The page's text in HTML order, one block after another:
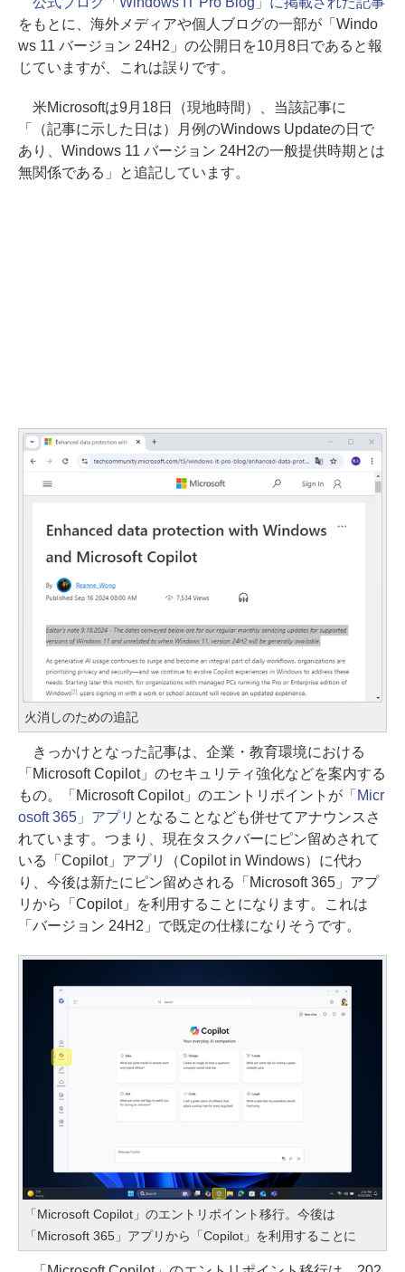
をもとに、海外メディアや個人ブログの一部が「Windo
ws 11 バージョン 24H2」の公開日を10月8日であると報
じていますが、これは誤りです。
米Microsoftは9月18日（現地時間）、当該記事に
「（記事に示した日は）月例のWindows Updateの日で
あり、Windows 11 バージョン 24H2の一般提供時期とは
無関係である」と追記しています。
火消しのための追記
きっかけとなった記事は、企業・教育環境における
「Microsoft Copilot」のセキュリティ強化などを案内する
もの。「Microsoft Copilot」のエントリポイントが「Micr
osoft 365」アプリ となることなども併せてアナウンスさ
れています。つまり、現在タスクバーにピン留めされて
いる「Copilot」アプリ（Copilot in Windows）に代わ
り、今後は新たにピン留めされる「Microsoft 365」アプ
リから「Copilot」を利用することになります。これは
「バージョン 24H2」で既定の仕様になりそうです。
「Microsoft Copilot」のエントリポイント移行。今後は
「Microsoft 365」アプリから「Copilot」を利用することに